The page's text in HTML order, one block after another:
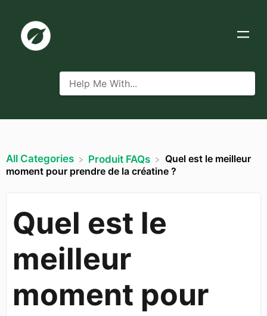
All Categories ​Produit FAQs
Quel est le meilleur
moment pour prendre de la créatine ?
Quel est le
meilleur
moment pour